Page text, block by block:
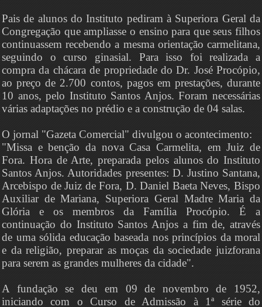
Pais de alunos do Instituto pediram à Superiora Geral da
Congregação que ampliasse o ensino para que seus filhos
continuassem recebendo a mesma orientação carmelitana,
seguindo o curso ginasial. Para isso foi realizada a
compra da chácara de propriedade do Dr. José Procópio,
ao preço de 2.700 contos, pagos em prestações, durante
10 anos, pelo Instituto Santos Anjos. Foram necessárias
várias adaptações no prédio e a construção de 04 salas.
O jornal "Gazeta Comercial" divulgou o acontecimento:
"Missa e benção da nova Casa Carmelita, em Juiz de
Fora. Hora de Arte, preparada pelos alunos do Instituto
Santos Anjos. Autoridades presentes: D. Justino Santana,
Arcebispo de Juiz de Fora, D. Daniel Baeta Neves, Bispo
Auxiliar de Mariana, Superiora Geral Madre Maria da
Glória e os membros da Família Procópio. É a
continuação do Instituto Santos Anjos a fim de, através
de uma sólida educação baseada nos princípios da moral
e da religião, preparar as moças da sociedade juizforana
para serem as grandes mulheres da cidade".
A fundação se deu em 09 de novembro de 1952,
iniciando com o Curso de Admissão à 1ª série do